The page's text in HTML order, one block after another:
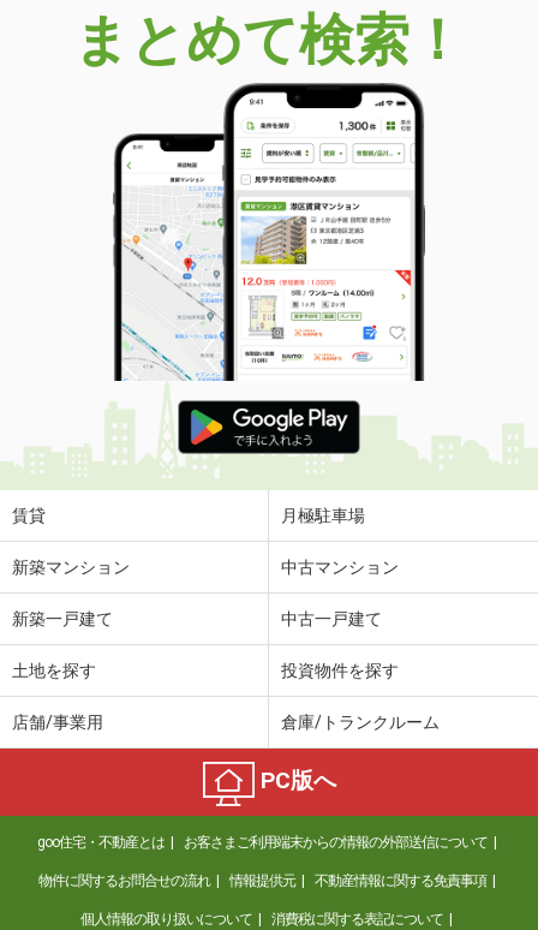
鳥取県米子市皆生新田３
価 格
6.40万円
鳥取県米子市皆生新田３
33.52m²
間取り
1LDK
鳥取県鳥取市賀露町西１
価 格
4.80万円
住 所
鳥取県鳥取市賀露町西１
専有面積 44.82m²
間取り
2DK
鳥取県米子市両三柳
価 格
4.60万円
住 所
鳥取県米子市両三柳
専有面積
鳥取県倉吉市福守町
5.15万円
鳥取県倉吉市福守町
5.05万円
住 所
鳥取県倉吉市福守町
専有面積 52.38m²
間取り
1LDK
鳥取県東伯郡琴浦町大字八橋
まとめて検索！
賃貸 月極駐車場
新築マンション 中古マンション
新築一戸建て 中古一戸建て
土地を探す 投資物件を探す
店舗/事業用 倉庫/トランクルーム
PC版へ
goo住宅・不動産とは お客さまご利用端末からの情報の外部送信について
物件に関するお問合せの流れ 情報提供元 不動産情報に関する免責事項
個人情報の取り扱いについて 消費税に関する表記について